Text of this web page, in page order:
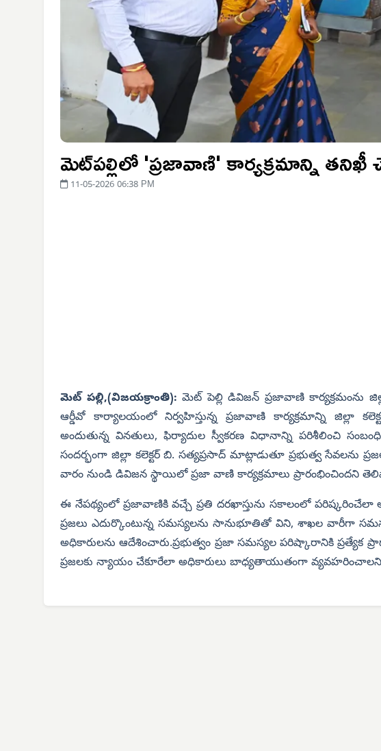
మెట్‌పల్లిలో 'ప్రజావాణి' కార్యక్రమాన్ని తనిఖీ
11-05-2026 06:38 PM
మెట్ పల్లి,(విజయక్రాంతి):మెట్ పెల్లి డివిజన్ ప్రజావాణి కార్యక్రమంను
ఆర్డీవో కార్యాలయంలో నిర్వహిస్తున్న ప్రజావాణి కార్యక్రమాన్ని జిల్లా
అందుతున్న వినతులు, ఫిర్యాదుల స్వీకరణ విధానాన్ని పరిశీలించి
సందర్భంగా జిల్లా కలెక్టర్ బి. సత్యప్రసాద్ మాట్లాడుతూ ప్రభుత్వ సేవలను
వారం నుండి డివిజన స్థాయిలో ప్రజా వాణి కార్యక్రమాలు ప్రారంభించిందని
ఈ నేపథ్యంలో ప్రజావాణికి వచ్చే ప్రతి దరఖాస్తును సకాలంలో పరిష్కరించేలా
ప్రజలు ఎదుర్కొంటున్న సమస్యలను సానుభూతితో విని, శాఖల వారీగా
అధికారులను ఆదేశించారు.ప్రభుత్వం ప్రజా సమస్యల పరిష్కారానికి ప్రత్యేక
ప్రజలకు న్యాయం చేకూరేలా అధికారులు బాధ్యతాయుతంగా